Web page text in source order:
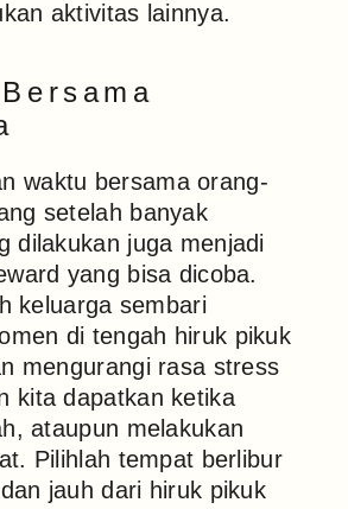
aktivitas lainnya.
waktu bersama orang-
setelah banyak
dilakukan juga menjadi
yang bisa dicoba.
keluarga sembari
di tengah hiruk pikuk
mengurangi rasa stress
kita dapatkan ketika
ataupun melakukan
Pilihlah tempat berlibur
jauh dari hiruk pikuk